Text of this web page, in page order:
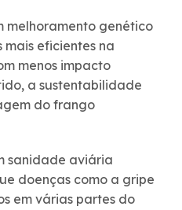
melhoramento genético
eficientes na
menos impacto
a sustentabilidade
do frango
sanidade aviária
doenças como a gripe
em várias partes do